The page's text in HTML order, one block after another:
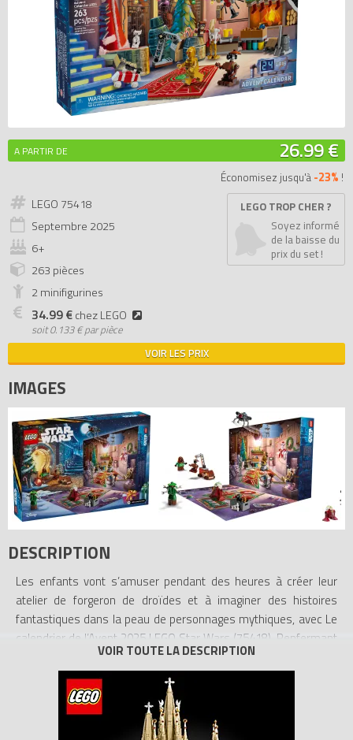
A PARTIR DE 26.99 €
Économisez jusqu'à -23% !
LEGO 75418
Septembre 2025
6+
263 pièces
2 minifigurines
34.99 €chez LEGO
soit0.133 € par pièce
LEGO TROP CHER ?
Soyez informé
de la baisse du
prix du set !
VOIR LES PRIX
IMAGES
DESCRIPTION
Les enfants vont s’amuser pendant des heures à créer leur
atelier de forgeron de droïdes et à imaginer des histoires
fantastiques dans la peau de personnages mythiques, avec Le
calendrier de l’Avent 2025 LEGO Star Wars (75418). Renfermant
un jouet de construction unique derrière chaque fenêtre, ce
calendrier de l’Avent est un fabuleux cadeau qui aidera les
enfants et les fans dès 6 ans à patienter jusqu’à Noël.
Découvrez BB-8 en tenue de bonhomme de neige, un Jawa, un